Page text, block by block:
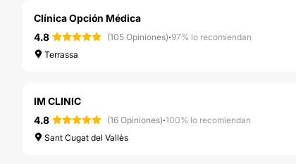
Clínica Opción Médica
4.8
(105 Opiniones)·97% lo recomiendan
Terrassa
IM CLINIC
4.8
(16 Opiniones)·100% lo recomiendan
Sant Cugat del Vallès